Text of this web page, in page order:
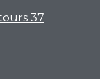
37